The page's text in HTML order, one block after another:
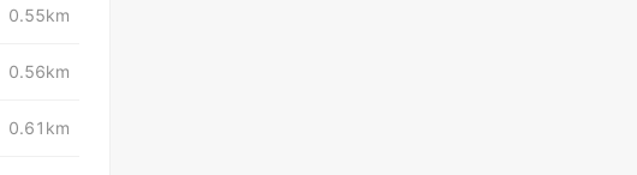
0.55km
0.56km
0.61km